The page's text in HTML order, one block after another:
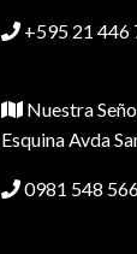
+595 21 446
Nuestra
Esquina Avda
0981 548